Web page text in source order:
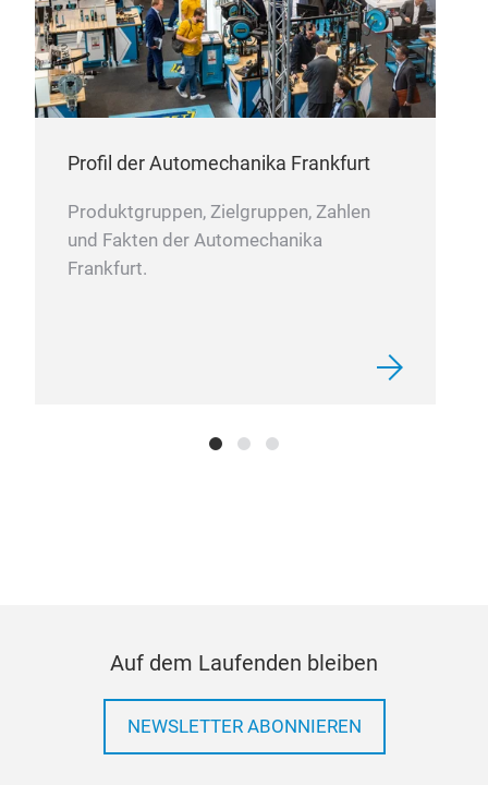
Profil der Automechanika Frankfurt
Produktgruppen, Zielgruppen, Zahlen
und Fakten der Automechanika
Frankfurt.
Auf dem Laufenden bleiben
NEWSLETTER ABONNIEREN